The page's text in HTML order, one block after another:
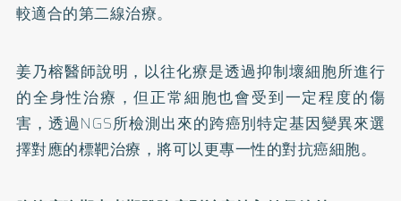
較適合的第二線治療。
姜乃榕醫師說明，以往化療是透過抑制壞細胞所進行
的全身性治療，但正常細胞也會受到一定程度的傷
害，透過NGS所檢測出來的跨癌別特定基因變異來選
擇對應的標靶治療，將可以更專一性的對抗癌細胞。